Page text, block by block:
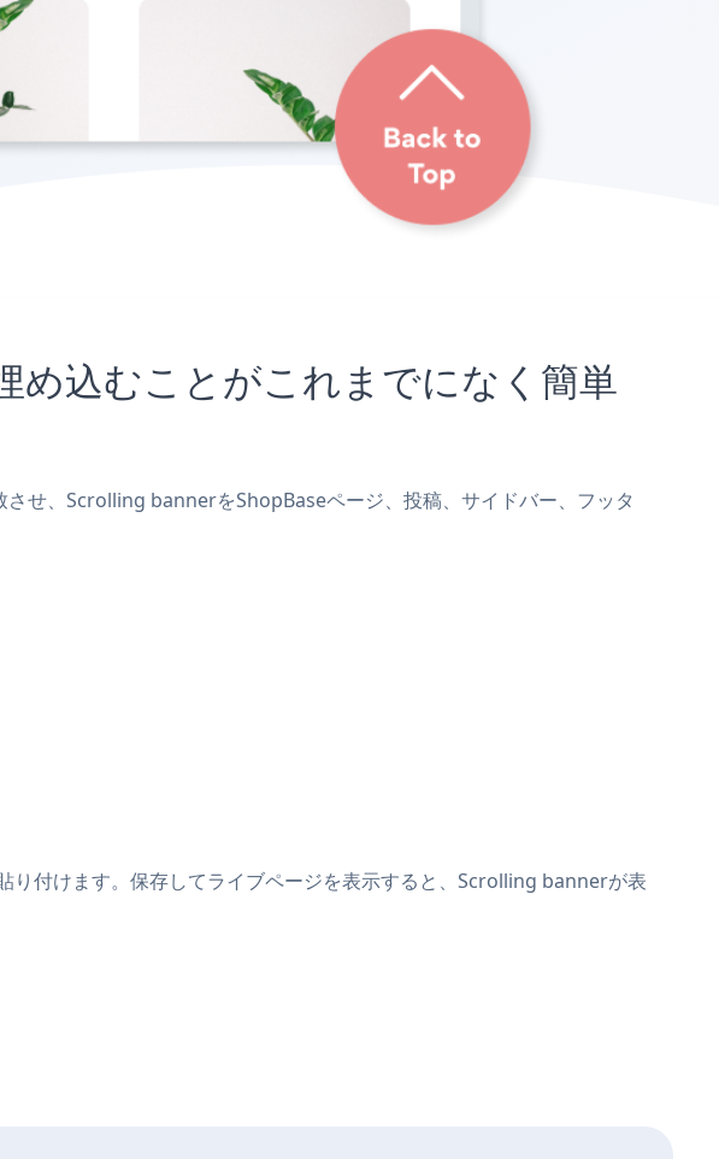
込むことがこれまでになく簡単
せ、Scrolling bannerをShopBaseページ、投稿、サイドバー、フッタ
付けます。保存してライブページを表示すると、Scrolling bannerが表